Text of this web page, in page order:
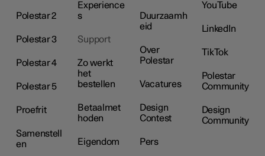
Polestar 2
Polestar 3
Polestar 4
Polestar 5
Proefrit
Samenstell
en
Experience
s
Support
Zo werkt
het
bestellen
Betaalmet
hoden
Eigendom
Duurzaamh
eid
Over
Polestar
Vacatures
Design
Contest
Pers
YouTube
LinkedIn
TikTok
Polestar
Community
Design
Community